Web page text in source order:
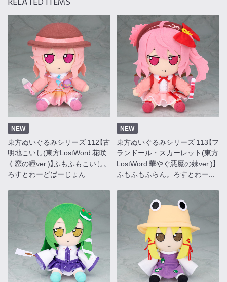
NEW
東方ぬいぐるみシリーズ 112【古
明地こいし(東方LostWord 花咲
く恋の瞳ver.)】ふもふもこいし。
ろすとわーどばーじょん
NEW
東方ぬいぐるみシリーズ 113【フ
ランドール・スカーレット(東方
LostWord 華やぐ悪魔の妹ver.)】
ふもふもふらん。ろすとわー...